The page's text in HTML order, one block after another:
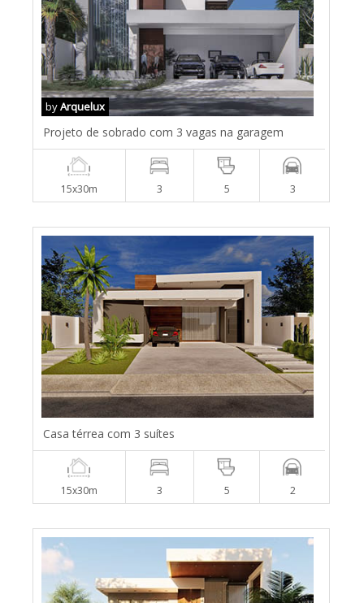
byArquelux
Projeto de sobrado com 3 vagas na garagem
15x30m 3 5 3
Casa térrea com 3 suítes
15x30m 3 5 2